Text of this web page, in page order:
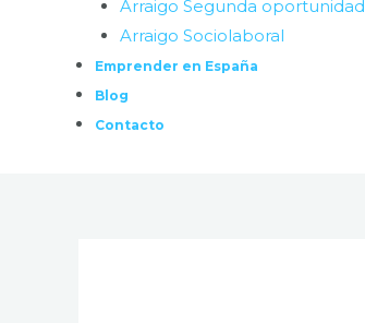
Arraigo Segunda oportunidad
Arraigo Sociolaboral
Emprender en España
Blog
Contacto